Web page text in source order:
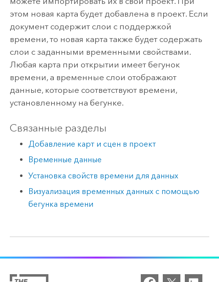
этом новая карта будет добавлена в проект. Если
документ содержит слои с поддержкой
времени, то новая карта также будет содержать
слои с заданными временными свойствами.
Любая карта при открытии имеет бегунок
времени, а временные слои отображают
данные, которые соответствуют времени,
установленному на бегунке.
Связанные разделы
Добавление карт и сцен в проект
Временные данные
Установка свойств времени для данных
Визуализация временных данных с помощью
бегунка времени